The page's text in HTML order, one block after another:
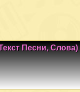
Песни, Слова)